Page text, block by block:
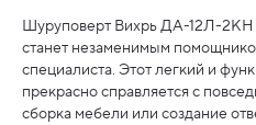
Шуруповерт Вихрь ДА-12Л-2КН
станет незаменимым
специалиста. Этот легкий и
прекрасно справляется с
сборка мебели или создание